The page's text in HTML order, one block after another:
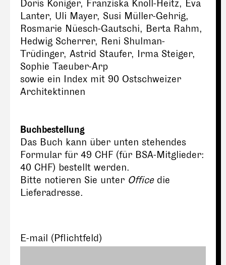
Doris Königer, Franziska Knoll-Heitz, Eva
Lanter, Uli Mayer, Susi Müller-Gehrig,
Rosmarie Nüesch-Gautschi, Berta Rahm,
Hedwig Scherrer, Reni Shulman-
Trüdinger, Astrid Staufer, Irma Steiger,
Sophie Taeuber-Arp
sowie ein Index mit 90 Ostschweizer
Architektinnen
Buchbestellung
Das Buch kann über unten stehendes
Formular für 49 CHF (für BSA-Mitglieder:
40 CHF) bestellt werden.
Bitte notieren Sie unter Officedie
Lieferadresse.
E-mail (Pflichtfeld)